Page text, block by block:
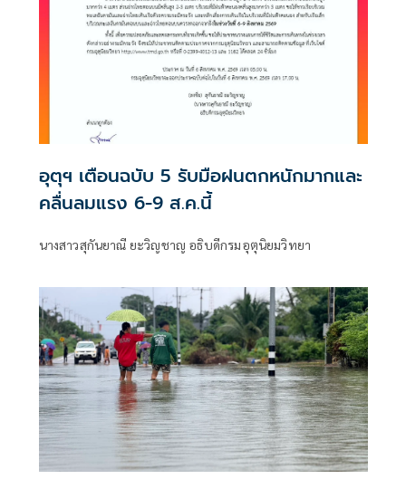
อุตุฯ เตือนฉบับ 5 รับมือฝนตกหนักมากและ
คลื่นลมแรง 6-9 ส.ค.นี้
นางสาวสุกันยาณี ยะวิญชาญ อธิบดีกรมอุตุนิยมวิทยา